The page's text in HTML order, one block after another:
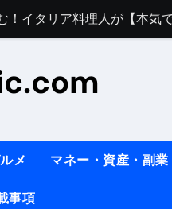
しすぎてほんまに申し訳な
｜ズッキーニのパスタ
移住したい！」と思って
ケッタ】スーパーの豚肉が大
メ マネー・資産・副業
事項